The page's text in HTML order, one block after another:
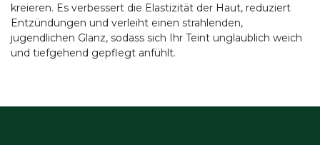
kreieren. Es verbessert die Elastizität der Haut, reduziert
Entzündungen und verleiht einen strahlenden,
jugendlichen Glanz, sodass sich Ihr Teint unglaublich weich
und tiefgehend gepflegt anfühlt.